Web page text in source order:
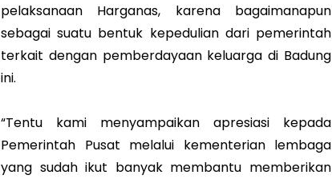
pelaksanaan Harganas, karena bagaimanapun
sebagai suatu bentuk kepedulian dari pemerintah
terkait dengan pemberdayaan keluarga di Badung
ini.
“Tentu kami menyampaikan apresiasi kepada
Pemerintah Pusat melalui kementerian lembaga
yang sudah ikut banyak membantu memberikan